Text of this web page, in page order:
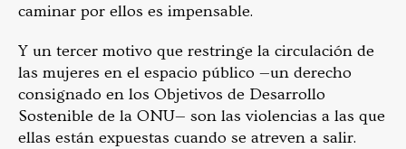
caminar por ellos es impensable.
Y un tercer motivo que restringe la circulación de
las mujeres en el espacio público —un derecho
consignado en los Objetivos de Desarrollo
Sostenible de la ONU— son las violencias a las que
ellas están expuestas cuando se atreven a salir.